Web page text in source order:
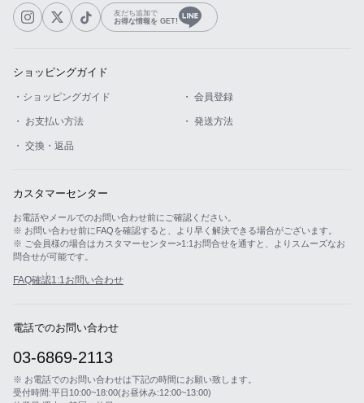
友だち追加で
お得な情報を GET!
ショッピングガイド
・ショッピングガイド ・ 会員登録
・ お支払い方法 ・ 発送方法
・ 交換・返品
カスタマーセンター
お電話やメールでのお問い合わせ前にご確認ください。
※ お問い合わせ前にFAQを確認すると、より早く解決できる場合がございます。
※ ご会員様の場合はカスタマーセンター>1:1お問合せを通すと、よりスムーズなお
問合せが可能です。
FAQ確認1:1お問い合わせ
電話でのお問い合わせ
03-6869-2113
※ お電話でのお問い合わせは下記の時間にお願い致します。
受付時間:平日10:00~18:00(お昼休み:12:00~13:00)